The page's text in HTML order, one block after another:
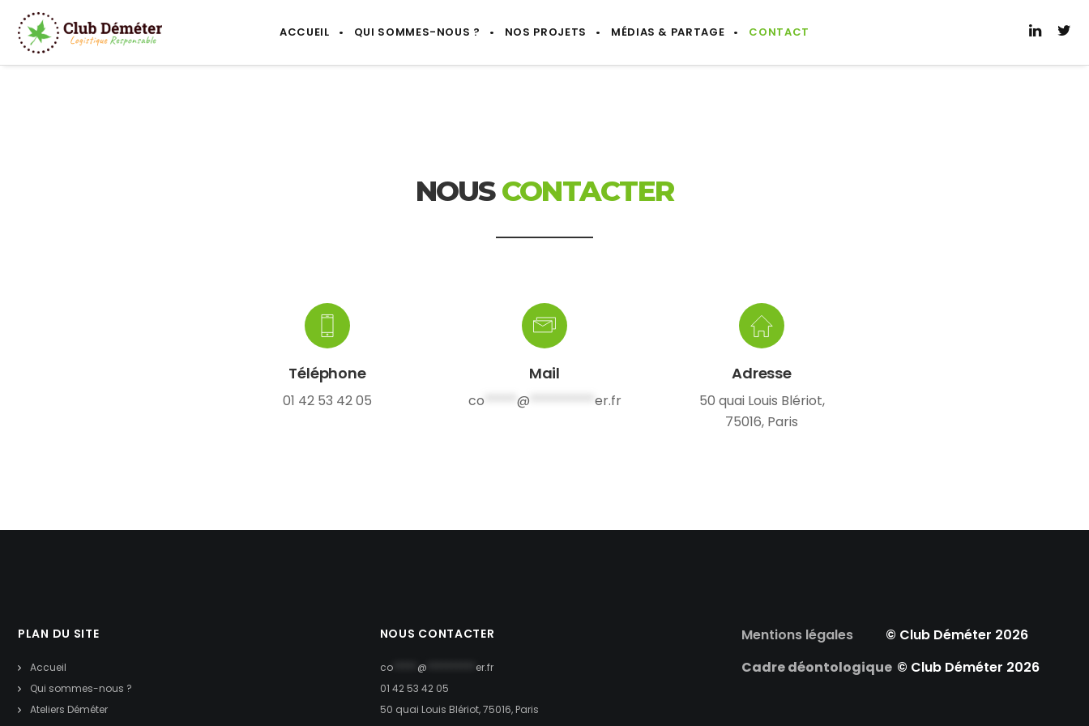
ACCUEIL QUI SOMMES-NOUS ? NOS PROJETS MÉDIAS & PARTAGE CONTACT
NOUSCONTACTER
Téléphone
01 42 53 42 05
Mail
co @ er.fr
Adresse
50 quai Louis Blériot,
75016, Paris
PLAN DU SITE
Accueil
Qui sommes-nous ?
Ateliers Déméter
NOUS CONTACTER
co***** @
er.fr
01 42 53 42 05
50 quai Louis Blériot, 75016, Paris
Mentions légales © Club Déméter 2026
Cadre déontologique © Club Déméter 2026